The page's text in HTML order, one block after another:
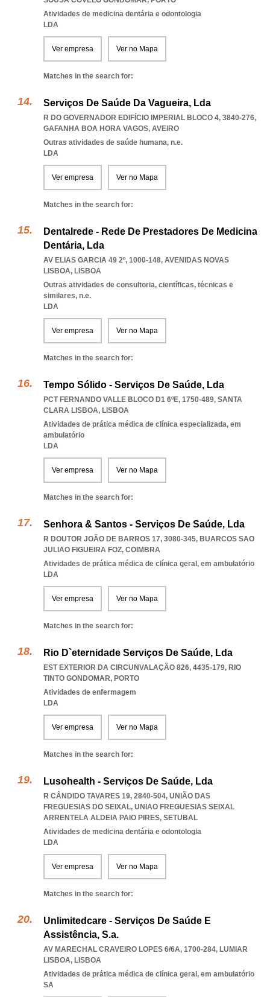
Atividades de medicina dentária e odontologia
LDA
Ver empresa Ver no Mapa
Matches in the search for:
Serviços De Saúde Da Vagueira, Lda
R DO GOVERNADOR EDIFÍCIO IMPERIAL BLOCO 4, 3840-276,
GAFANHA BOA HORA VAGOS, AVEIRO
Outras atividades de saúde humana, n.e.
LDA
Ver empresa Ver no Mapa
Matches in the search for:
Dentalrede - Rede De Prestadores De Medicina
Dentária, Lda
AV ELIAS GARCIA 49 2º, 1000-148, AVENIDAS NOVAS
LISBOA, LISBOA
Outras atividades de consultoria, científicas, técnicas e
similares, n.e.
LDA
Ver empresa Ver no Mapa
Matches in the search for:
Tempo Sólido - Serviços De Saúde, Lda
PCT FERNANDO VALLE BLOCO D1 6ºE, 1750-489, SANTA
CLARA LISBOA, LISBOA
Atividades de prática médica de clínica especializada, em
ambulatório
LDA
Ver empresa Ver no Mapa
Matches in the search for:
Senhora & Santos - Serviços De Saúde, Lda
R DOUTOR JOÃO DE BARROS 17, 3080-345, BUARCOS SAO
JULIAO FIGUEIRA FOZ, COIMBRA
Atividades de prática médica de clínica geral, em ambulatório
LDA
Ver empresa Ver no Mapa
Matches in the search for:
Rio D`eternidade Serviços De Saúde, Lda
EST EXTERIOR DA CIRCUNVALAÇÃO 826, 4435-179, RIO
TINTO GONDOMAR, PORTO
Atividades de enfermagem
LDA
Ver empresa Ver no Mapa
Matches in the search for:
Lusohealth - Serviços De Saúde, Lda
R CÂNDIDO TAVARES 19, 2840-504, UNIÃO DAS
FREGUESIAS DO SEIXAL, UNIAO FREGUESIAS SEIXAL
ARRENTELA ALDEIA PAIO PIRES, SETUBAL
Atividades de medicina dentária e odontologia
LDA
Ver empresa Ver no Mapa
Matches in the search for:
Unlimitedcare - Serviços De Saúde E
Assistência, S.a.
AV MARECHAL CRAVEIRO LOPES 6/6A, 1700-284, LUMIAR
LISBOA, LISBOA
Atividades de prática médica de clínica geral, em ambulatório
SA